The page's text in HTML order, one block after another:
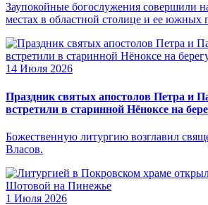
Заупокойные богослужения совершили
местах в областной столице и ее южных
14 Июля 2026
Праздник святых апостолов Петра и
встретили в старинной Нёноксе на
Божественную литургию возглавил
Власов.
1 Июля 2026